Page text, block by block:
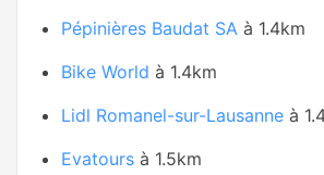
Pépinières Baudat SA à 1.4km
Bike World à 1.4km
Lidl Romanel-sur-Lausanne à
Evatours à 1.5km